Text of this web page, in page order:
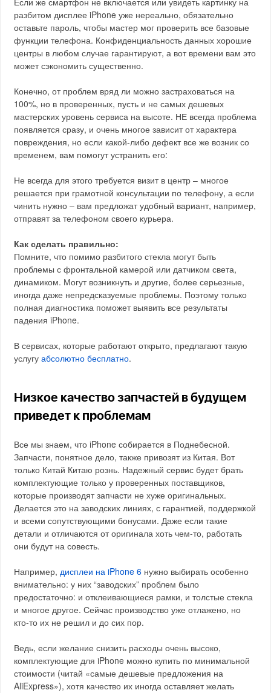
разбитом дисплее iPhone уже нереально, обязательно
оставьте пароль, чтобы мастер мог проверить все базовые
функции телефона. Конфиденциальность данных хорошие
центры в любом случае гарантируют, а вот времени вам это
может сэкономить существенно.
Конечно, от проблем вряд ли можно застраховаться на
100%, но в проверенных, пусть и не самых дешевых
мастерских уровень сервиса на высоте. НЕ всегда проблема
появляется сразу, и очень многое зависит от характера
повреждения, но если какой-либо дефект все же возник со
временем, вам помогут устранить его:
Не всегда для этого требуется визит в центр – многое
решается при грамотной консультации по телефону, а если
чинить нужно – вам предложат удобный вариант, например,
отправят за телефоном своего курьера.
Как сделать правильно:
Помните, что помимо разбитого стекла могут быть
проблемы с фронтальной камерой или датчиком света,
динамиком. Могут возникнуть и другие, более серьезные,
иногда даже непредсказуемые проблемы. Поэтому только
полная диагностика поможет выявить все результаты
падения iPhone.
В сервисах, которые работают открыто, предлагают такую
услугуабсолютно бесплатно.
Низкое качество запчастей в будущем
приведет к проблемам
Все мы знаем, что iPhone собирается в Поднебесной.
Запчасти, понятное дело, также привозят из Китая. Вот
только Китай Китаю рознь. Надежный сервис будет брать
комплектующие только у проверенных поставщиков,
которые производят запчасти не хуже оригинальных.
Делается это на заводских линиях, с гарантией, поддержкой
и всеми сопутствующими бонусами. Даже если такие
детали и отличаются от оригинала хоть чем-то, работать
они будут на совесть.
Например,дисплеи на iPhone 6 нужно выбирать особенно
внимательно: у них “заводских” проблем было
предостаточно: и отклеивающиеся рамки, и толстые стекла
и многое другое. Сейчас производство уже отлажено, но
кто-то их не решил и до сих пор.
Ведь, если желание снизить расходы очень высоко,
комплектующие для iPhone можно купить по минимальной
стоимости (читай «самые дешевые предложения на
AliExpress»), хотя качество их иногда оставляет желать